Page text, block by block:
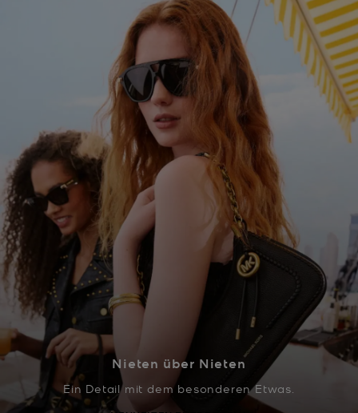
Nieten über Nieten
Ein Detail mit dem besonderen Etwas.